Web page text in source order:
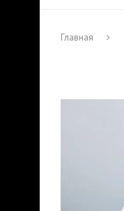
Главная